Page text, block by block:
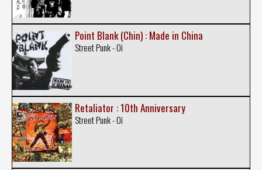
Point Blank (Chin) : Made in China
Street Punk - Oi
Retaliator : 10th Anniversary
Street Punk - Oi